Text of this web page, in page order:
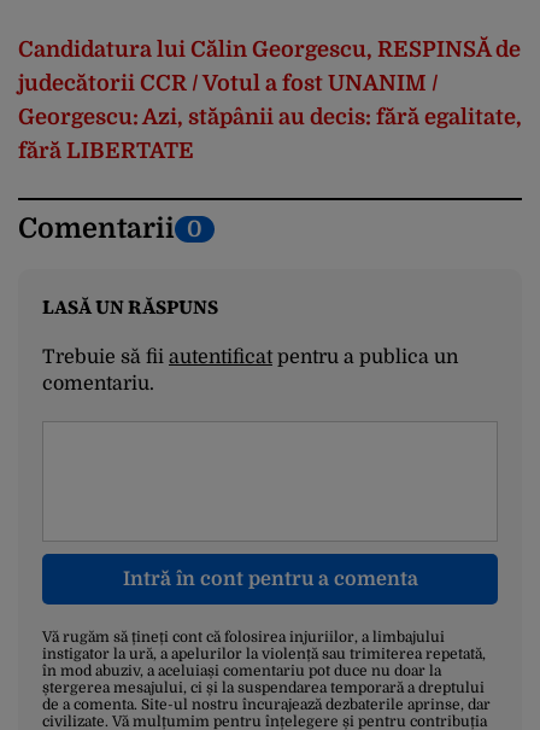
Candidatura lui Călin Georgescu, RESPINSĂ de
judecătorii CCR / Votul a fost UNANIM /
Georgescu: Azi, stăpânii au decis: fără egalitate,
fără LIBERTATE
Comentarii 0
LASĂ UN RĂSPUNS
Trebuie să fii autentificatpentru a publica un
comentariu.
Intră în cont pentru a comenta
Vă rugăm să țineți cont că folosirea injuriilor, a limbajului
instigator la ură, a apelurilor la violență sau trimiterea repetată,
în mod abuziv, a aceluiași comentariu pot duce nu doar la
ștergerea mesajului, ci și la suspendarea temporară a dreptului
de a comenta. Site-ul nostru încurajează dezbaterile aprinse, dar
civilizate. Vă mulțumim pentru înțelegere și pentru contribuția